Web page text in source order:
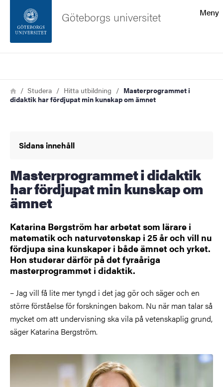
Sidfoten
Om webbplatsen
Meny
Göteborgs universitet
Länkstig
HemStudera Hitta utbildning
Masterprogrammet i
didaktik har fördjupat min kunskap om ämnet
Sidans innehåll
Masterprogrammet i didaktik
har fördjupat min kunskap om
ämnet
Katarina Bergström har arbetat som lärare i
matematik och naturvetenskap i 25 år och vill nu
fördjupa sina kunskaper i både ämnet och yrket.
Hon studerar därför på det fyraåriga
masterprogrammet i didaktik.
– Jag vill få lite mer tyngd i det jag gör och säger och en
större förståelse för forskningen bakom. Nu när man talar så
mycket om att undervisning ska vila på vetenskaplig grund,
säger Katarina Bergström.